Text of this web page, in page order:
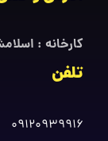
کارخانه :
تلفن
09120939916